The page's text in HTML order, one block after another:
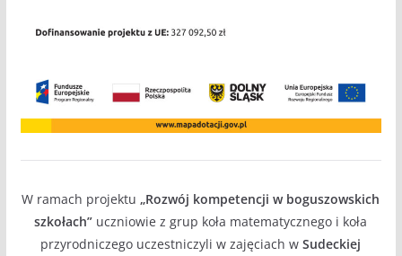
W ramach projektu „Rozwój kompetencji w boguszowskich
szkołach” uczniowie z grup koła matematycznego i koła
przyrodniczego uczestniczyli w zajęciach wSudeckiej